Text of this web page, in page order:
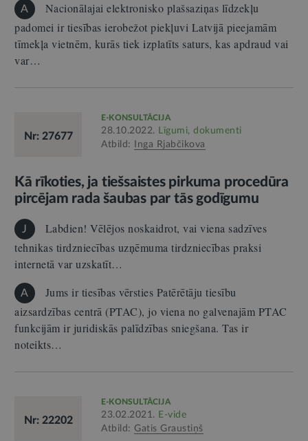
A
Nacionālajai elektronisko plašsaziņas līdzekļu
padomei ir tiesības ierobežot piekļuvi Latvijā pieejamām
tīmekļa vietnēm, kurās tiek izplatīts saturs, kas apdraud vai
var…
Nr: 27677
E-KONSULTĀCIJA
28.10.2022. Līgumi, dokumenti
Atbild:
Inga Rjabčikova
Kā rīkoties, ja tiešsaistes pirkuma procedūra
pircējam rada šaubas par tās godīgumu
J
Labdien! Vēlējos noskaidrot, vai viena sadzīves
tehnikas tirdzniecības uzņēmuma tirdzniecības praksi
internetā var uzskatīt…
A
Jums ir tiesības vērsties Patērētāju tiesību
aizsardzības centrā (PTAC), jo viena no galvenajām PTAC
funkcijām ir juridiskās palīdzības sniegšana. Tas ir
noteikts…
Nr: 22202
E-KONSULTĀCIJA
23.02.2021. E-vide
Atbild: Gatis Graustiņš